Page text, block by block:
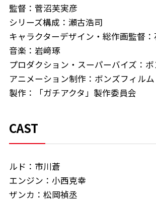
監督：菅沼芙実彦
シリーズ構成：瀬古浩司
キャラクターデザイン・総作画監督
音楽：岩﨑琢
プロダクション・スーパーバイズ：
アニメーション制作：ボンズフィルム
製作：「ガチアクタ」製作委員会
CAST
ルド：市川蒼
エンジン：小西克幸
ザンカ：松岡禎丞